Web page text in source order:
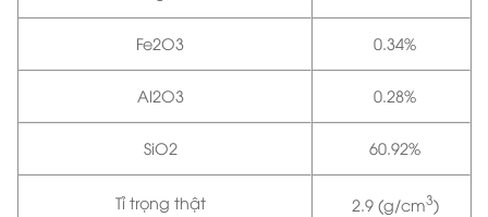
Fe2O3 0.34%
Al2O3 0.28%
SiO2 60.92%
Tỉ trọng thật 2.9 (g/cm3)